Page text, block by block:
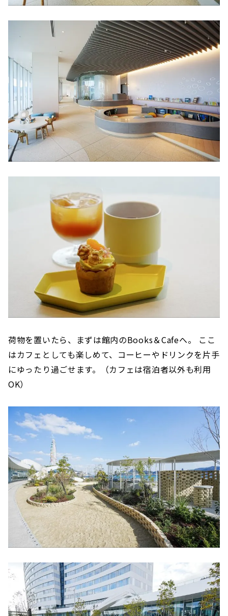
荷物を置いたら、まずは館内のBooks＆Cafeへ。 ここ
はカフェとしても楽しめて、コーヒーやドリンクを片手
にゆったり過ごせます。（カフェは宿泊者以外も利用
OK）